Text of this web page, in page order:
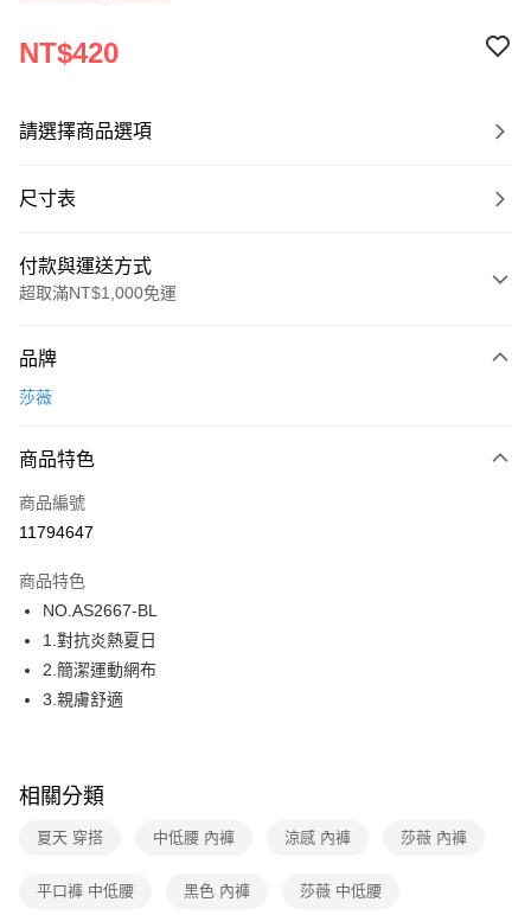
NT$420
請選擇商品選項
尺寸表
付款與運送方式
超取滿NT$1,000免運
信用卡一次付款
LINE Pay
街口支付
運送方式
全家取貨付款
每筆NT$80，滿NT$1,000(含以上)免運費
7-11取貨付款
每筆NT$80，滿NT$1,000(含以上)免運費
每筆NT$80，滿NT$1,000(含以上)免運費
品牌
莎薇
商品特色
商品編號
11794647
商品特色
NO.AS2667-BL
1.對抗炎熱夏日
2.簡潔運動網布
3.親膚舒適
相關分類
夏天 穿搭 中低腰 內褲 涼感 內褲 莎薇 內褲
平口褲 中低腰 黑色 內褲 莎薇 中低腰